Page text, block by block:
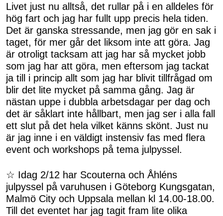
Livet just nu alltså, det rullar på i en alldeles för
hög fart och jag har fullt upp precis hela tiden.
Det är ganska stressande, men jag gör en sak i
taget, för mer går det liksom inte att göra. Jag
är otroligt tacksam att jag har så mycket jobb
som jag har att göra, men eftersom jag tackat
ja till i princip allt som jag har blivit tillfrågad om
blir det lite mycket på samma gång. Jag är
nästan uppe i dubbla arbetsdagar per dag och
det är såklart inte hållbart, men jag ser i alla fall
ett slut på det hela vilket känns skönt. Just nu
är jag inne i en väldigt instensiv fas med flera
event och workshops på tema julpyssel.
☆ Idag 2/12 har Scouterna och Åhléns
julpyssel på varuhusen i Göteborg Kungsgatan,
Malmö City och Uppsala mellan kl 14.00-18.00.
Till det eventet har jag tagit fram lite olika